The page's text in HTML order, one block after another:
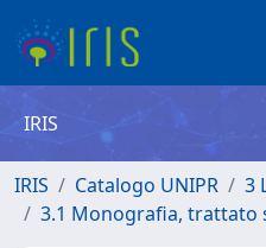
IRIS
IRIS Catalogo UNIPR
3
3.1 Monografia, trattato